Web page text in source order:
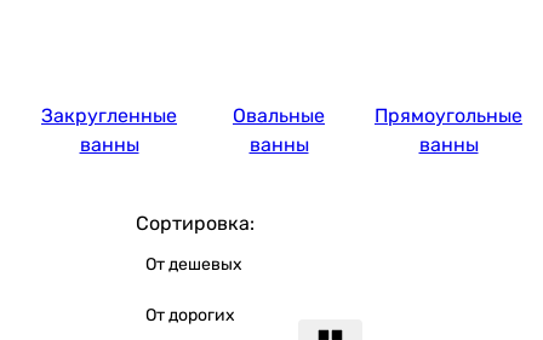
Закругленные
ванны
Овальные
ванны
Прямоугольные
ванны
Сортировка:
От дешевых
От дорогих